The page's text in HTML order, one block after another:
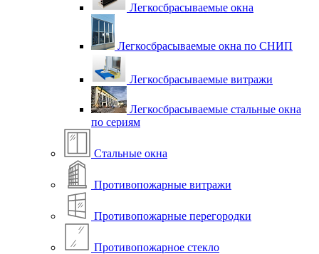
Легкосбрасываемые окна
Легкосбрасываемые окна по СНИП
Легкосбрасываемые витражи
Легкосбрасываемые стальные окна
по сериям
Стальные окна
Противопожарные витражи
Противопожарные перегородки
Противопожарное стекло